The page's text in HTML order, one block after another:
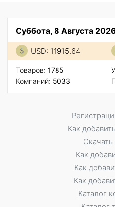
Суббота, 8 Августа
USD: 11915.64
Товаров: 1785
Компаний: 5033
Как
Скачать
Как
Как
Как
Каталог